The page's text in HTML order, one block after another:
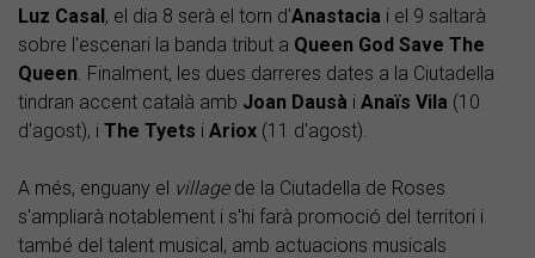
Luz Casal, el dia 8 serà el torn d'Anastacia i el 9 saltarà
sobre l'escenari la banda tribut a Queen God Save The
Queen . Finalment, les dues darreres dates a la Ciutadella
tindran accent català amb Joan Dausà i Anaïs Vila (10
d'agost), i The Tyets i Ariox (11 d'agost).
A més, enguany el villagede la Ciutadella de Roses
s'ampliarà notablement i s'hi farà promoció del territori i
també del talent musical, amb actuacions musicals